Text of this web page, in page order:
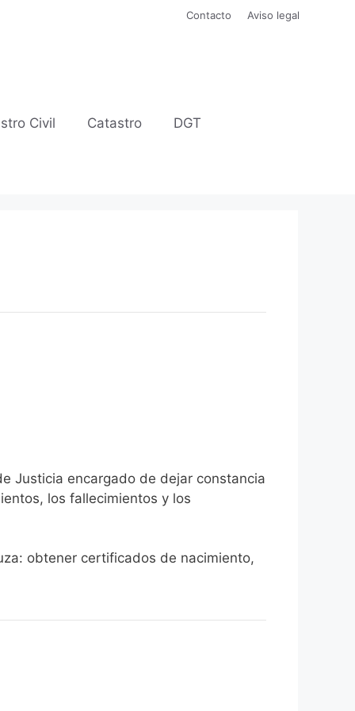
Contacto Aviso legal
Civil Catastro DGT
Justicia encargado de dejar constancia
los fallecimientos y los
obtener certificados de nacimiento,